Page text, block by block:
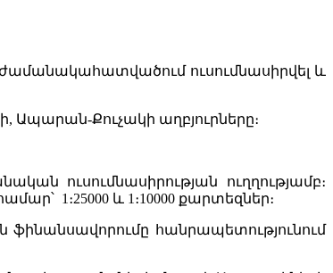
ուսումնասիրվել և
Քուչակի աղբյուրները։
ուսումնասիրության ուղղությամբ։
1։25000 և 1։10000 քարտեզներ։
հանրապետությունում